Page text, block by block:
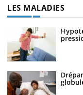
LES MALADIES